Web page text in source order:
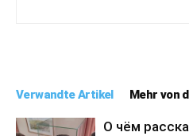
Verwandte Artikel Mehr von
О чём